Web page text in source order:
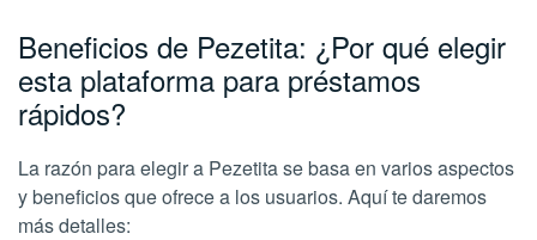
Beneficios de Pezetita: ¿Por qué elegir
esta plataforma para préstamos
rápidos?
La razón para elegir a Pezetita se basa en varios aspectos
y beneficios que ofrece a los usuarios. Aquí te daremos
más detalles: